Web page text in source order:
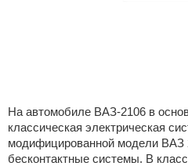
На автомобиле ВАЗ-2106 в
классическая электрическая
модифицированной модели ВАЗ
бесконтактные системы. В